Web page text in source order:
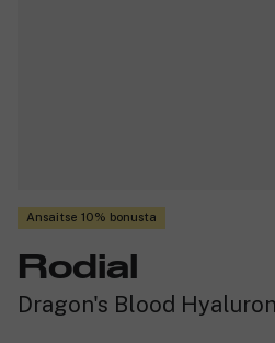
Ansaitse 10% bonusta
Rodial
Dragon's Blood